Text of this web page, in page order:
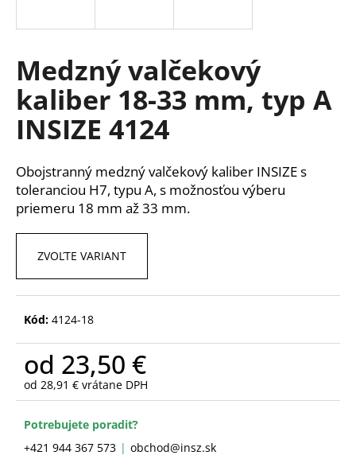
Medzný valčekový
kaliber 18-33 mm, typ A
INSIZE 4124
Obojstranný medzný valčekový kaliber INSIZE s
toleranciou H7, typu A, s možnosťou výberu
priemeru 18 mm až 33 mm.
ZVOĽTE VARIANT
Kód: 4124-18
od 23,50 €
od 28,91 € vrátane DPH
Jednotková
Potrebujete poradiť?
+421 944 367 573
obchod@insz.sk
s
ť
?
HĽADAŤ
ú
m